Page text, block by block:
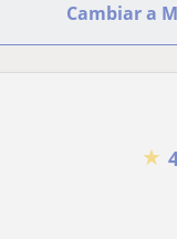
Cambiar a
★